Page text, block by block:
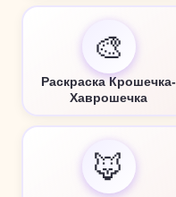
🎨
Раскраска Крошечка-
Хаврошечка
🦊